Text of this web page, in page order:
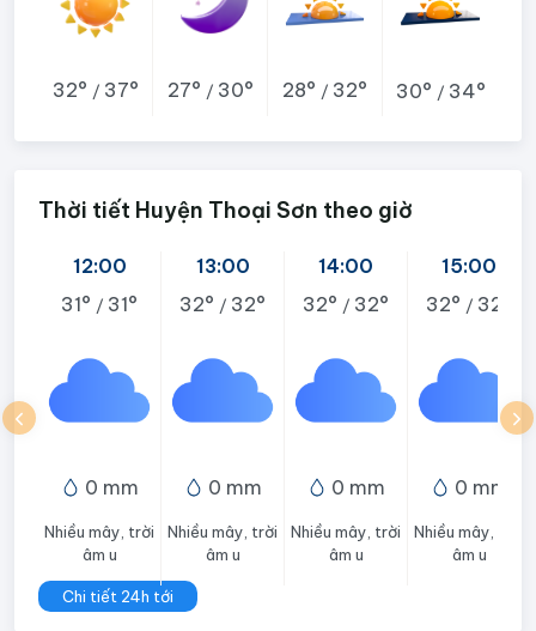
32° / 37° 27° / 30° 28° / 32° 30° / 34°
Thời tiết Huyện Thoại Sơn theo giờ
12:00
31° / 31°
0 mm
Nhiều mây, trời
âm u
13:00
32° / 32°
0 mm
Nhiều mây, trời
âm u
14:00
32° / 32°
0 mm
Nhiều mây, trời
âm u
15:00
32° / 32°
0 mm
Nhiều mây, trời
âm u
Chi tiết 24h tới